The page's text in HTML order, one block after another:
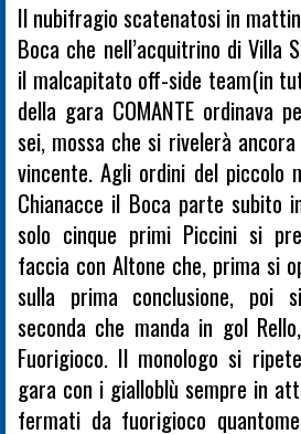
Il nubifragio scatenatosi in
Boca che nell’acquitrino di Villa
il malcapitato off-side team(in
della gara COMANTE ordinava
sei, mossa che si rivelerà
vincente. Agli ordini del piccolo
Chianacce il Boca parte subito
solo cinque primi Piccini si
faccia con Altone che, prima si
sulla prima conclusione, poi
seconda che manda in gol
Fuorigioco. Il monologo si
gara con i gialloblù sempre in
fermati da fuorigioco